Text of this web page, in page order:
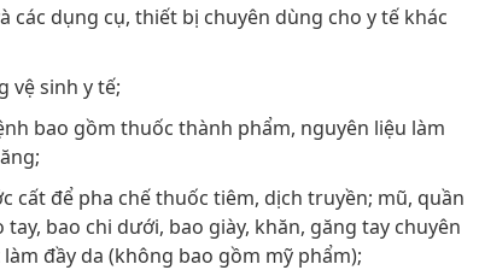
các dụng cụ, thiết bị chuyên dùng cho y tế khác
vệ sinh y tế;
bao gồm thuốc thành phẩm, nguyên liệu làm
cất để pha chế thuốc tiêm, dịch truyền; mũ, quần
bao chi dưới, bao giày, khăn, găng tay chuyên
đầy da (không bao gồm mỹ phẩm);